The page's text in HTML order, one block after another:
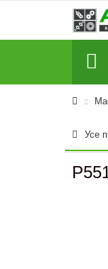
Усе